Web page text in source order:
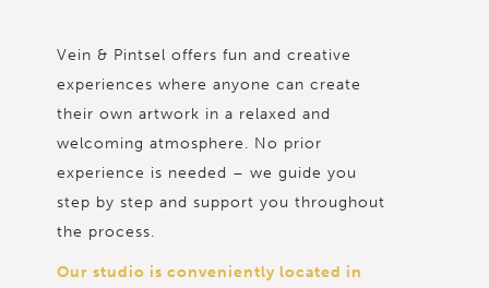
Vein & Pintsel offers fun and creative
experiences where anyone can create
their own artwork in a relaxed and
welcoming atmosphere. No prior
experience is needed – we guide you
step by step and support you throughout
the process.
Our studio is conveniently located in